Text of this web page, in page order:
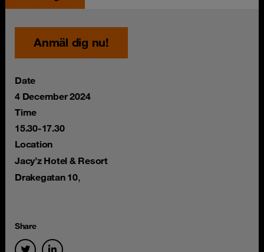
Anmäl dig nu!
Date
4 December 2024
Time
15.30-17.30
Location
Jacy’z Hotel & Resort
Drakegatan 10,
Share